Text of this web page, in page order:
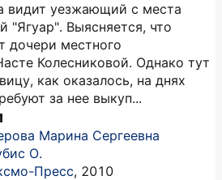
видит уезжающий с места
"Ягуар". Выясняется, что
дочери местного
Колесниковой. Однако тут
как оказалось, на днях
за нее выкуп...
Марина Сергеевна
О.
Пресс, 2010